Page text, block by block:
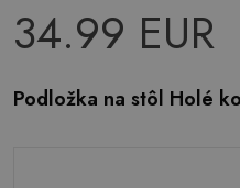
34.99 EUR
Podložka na stôl Holé